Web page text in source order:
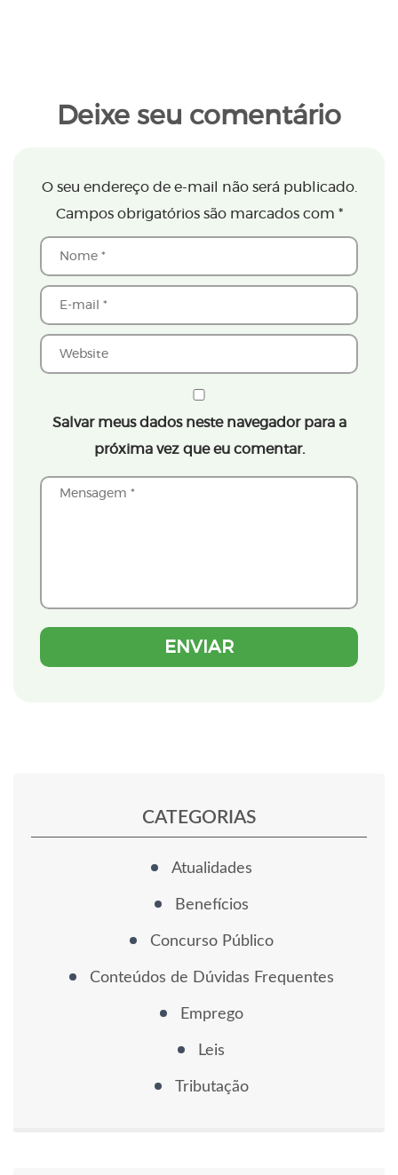
Deixe seu comentário
O seu endereço de e-mail não será publicado.
Campos obrigatórios são marcados com *
Salvar meus dados neste navegador para a
próxima vez que eu comentar.
CATEGORIAS
Atualidades
Benefícios
Concurso Público
Conteúdos de Dúvidas Frequentes
Emprego
Leis
Tributação